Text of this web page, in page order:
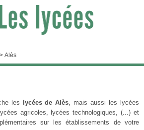
> Alès
les lycées de Alès, mais aussi les lycées
agricoles, lycées technologiques, (...) et
sur les établissements de votre